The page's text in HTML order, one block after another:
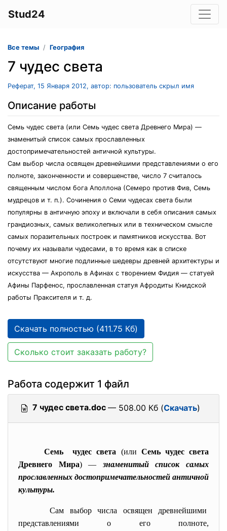
Stud24
Все темы География
7 чудес света
Реферат, 15 Января 2012, автор: пользователь скрыл имя
Описание работы
Семь чудес света (или Семь чудес света Древнего Мира) —
знаменитый список самых прославленных
достопримечательностей античной культуры.
Сам выбор числа освящен древнейшими представлениями о его
полноте, законченности и совершенстве, число 7 считалось
священным числом бога Аполлона (Семеро против Фив, Семь
мудрецов и т. п.). Сочинения о Семи чудесах света были
популярны в античную эпоху и включали в себя описания самых
грандиозных, самых великолепных или в техническом смысле
самых поразительных построек и памятников искусства. Вот
почему их называли чудесами, в то время как в списке
отсутствуют многие подлинные шедевры древней архитектуры и
искусства — Акрополь в Афинах с творением Фидия — статуей
Афины Парфенос, прославленная статуя Афродиты Книдской
работы Праксителя и т. д.
Скачать полностью (411.75 Кб)
Сколько стоит заказать работу?
Работа содержит 1 файл
7 чудес света.doc — 508.00 Кб (Скачать)
Семь чудес света (или Семь чудес света
Древнего Мира) — знаменитый список самых
прославленных достопримечательностей античной
культуры.
Сам выбор числа освящен древнейшими
представлениями о его полноте,